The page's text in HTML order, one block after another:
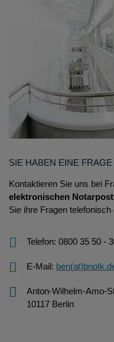
SIE HABEN EINE
Kontaktieren Sie uns bei
elektronischen
Sie ihre Fragen telefonisch
Telefon: 0800 35 50 -
E-Mail:
Anton-Wilhelm-Amo-
10117 Berlin